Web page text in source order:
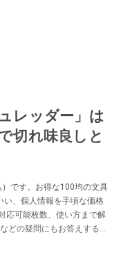
レッダー」は
切れ味良しと
です。お得な100均の文具
い、個人情報を手頃な価格
応可能枚数、使い方まで解
どの疑問にもお答えするの